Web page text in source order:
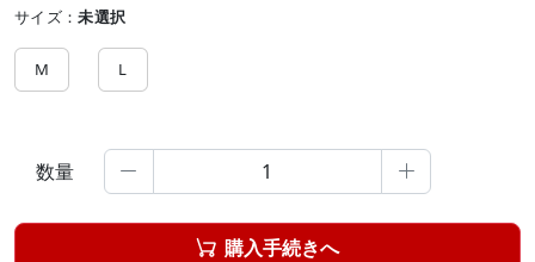
サイズ：未選択
M L
数量  
 購入手続きへ